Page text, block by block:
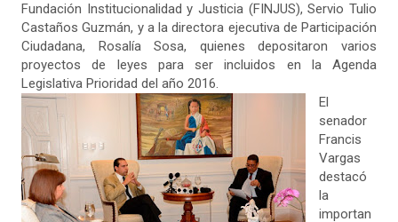
Fundación Institucionalidad y Justicia (FINJUS), Servio Tulio
Castaños Guzmán, y a la directora ejecutiva de Participación
Ciudadana, Rosalía Sosa, quienes depositaron varios
proyectos de leyes para ser incluidos en la Agenda
Legislativa Prioridad del año 2016.
El
senador
Francis
Vargas
destacó
la
importan